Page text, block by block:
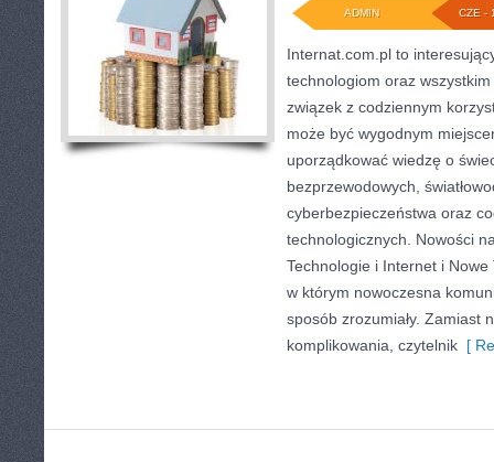
CZE -
ADMIN
Internat.com.pl to
technologiom oraz
związek z codziennym
może być wygodnym
uporządkować wiedzę o
bezprzewodowych,
cyberbezpieczeństwa oraz
technologicznych. Nowości
Technologie i Internet i
w którym nowoczesna
sposób zrozumiały. Zamiast
komplikowania, czytelnik [